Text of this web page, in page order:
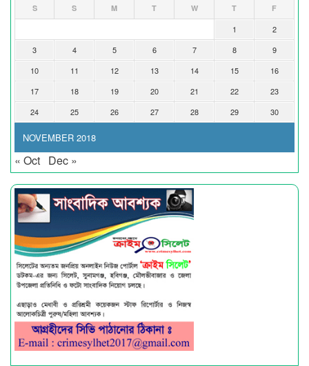
NOVEMBER 2018
S S M T W T F
1
2
3
4 5 6 7 8
9
10
11 12 13 14 15
16
17
18 19 20 21 22
23
24
25 26 27 28 29 30
« Oct Dec »